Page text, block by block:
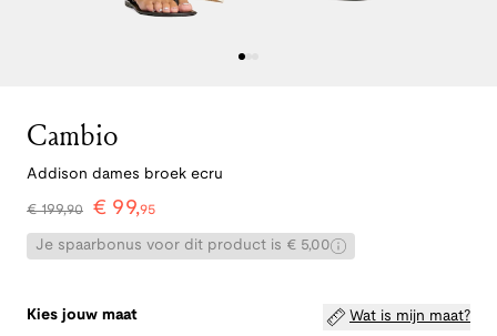
Cambio
Addison dames broek ecru
€199,90 € 99,95
Je spaarbonus voor dit product is € 5,00
Kies jouw maat Wat is mijn maat?